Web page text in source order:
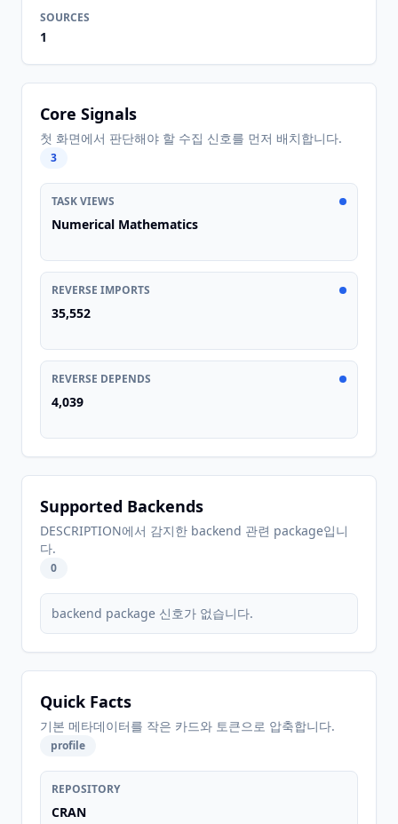
SOURCES
1
Core Signals
첫 화면에서 판단해야 할 수집 신호를 먼저 배치합니다.
3
TASK VIEWS
Numerical Mathematics
REVERSE IMPORTS
35,552
REVERSE DEPENDS
4,039
Supported Backends
DESCRIPTION에서 감지한 backend 관련 package입니
다.
0
backend package 신호가 없습니다.
Quick Facts
기본 메타데이터를 작은 카드와 토큰으로 압축합니다.
profile
REPOSITORY
CRAN